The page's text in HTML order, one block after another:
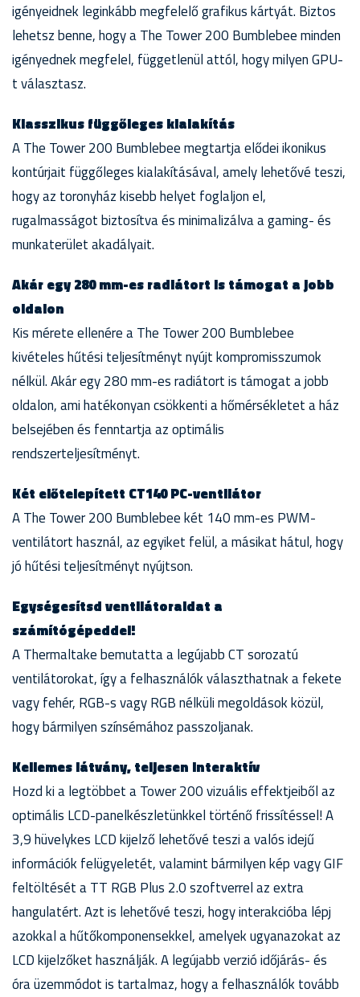
igényeidnek leginkább megfelelő grafikus kártyát. Biztos
lehetsz benne, hogy a The Tower 200 Bumblebee minden
igényednek megfelel, függetlenül attól, hogy milyen GPU-
t választasz.
Klasszikus függőleges kialakítás
A The Tower 200 Bumblebee megtartja elődei ikonikus
kontúrjait függőleges kialakításával, amely lehetővé teszi,
hogy az toronyház kisebb helyet foglaljon el,
rugalmasságot biztosítva és minimalizálva a gaming- és
munkaterület akadályait.
Akár egy 280 mm-es radiátort is támogat a jobb
oldalon
Kis mérete ellenére a The Tower 200 Bumblebee
kivételes hűtési teljesítményt nyújt kompromisszumok
nélkül. Akár egy 280 mm-es radiátort is támogat a jobb
oldalon, ami hatékonyan csökkenti a hőmérsékletet a ház
belsejében és fenntartja az optimális
rendszerteljesítményt.
Két előtelepített CT140 PC-ventilátor
A The Tower 200 Bumblebee két 140 mm-es PWM-
ventilátort használ, az egyiket felül, a másikat hátul, hogy
jó hűtési teljesítményt nyújtson.
Egységesítsd ventilátoraidat a
számítógépeddel!
A Thermaltake bemutatta a legújabb CT sorozatú
ventilátorokat, így a felhasználók választhatnak a fekete
vagy fehér, RGB-s vagy RGB nélküli megoldások közül,
hogy bármilyen színsémához passzoljanak.
Kellemes látvány, teljesen interaktív
Hozd ki a legtöbbet a Tower 200 vizuális effektjeiből az
optimális LCD-panelkészletünkkel történő frissítéssel! A
3,9 hüvelykes LCD kijelző lehetővé teszi a valós idejű
információk felügyeletét, valamint bármilyen kép vagy GIF
feltöltését a TT RGB Plus 2.0 szoftverrel az extra
hangulatért. Azt is lehetővé teszi, hogy interakcióba lépj
azokkal a hűtőkomponensekkel, amelyek ugyanazokat az
LCD kijelzőket használják. A legújabb verzió időjárás- és
óra üzemmódot is tartalmaz, hogy a felhasználók tovább